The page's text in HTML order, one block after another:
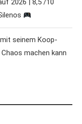
2026 | 8,5 /10
seinem Koop-
machen kann